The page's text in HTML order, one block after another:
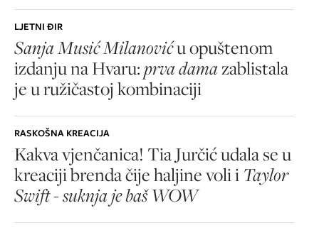
LJETNI ĐIR
Sanja Musić Milanoviću opuštenom
izdanju na Hvaru:prva damazablistala
je u ružičastoj kombinaciji
RASKOŠNA KREACIJA
Kakva vjenčanica! Tia Jurčić udala se u
kreaciji brenda čije haljine voli i Taylor
Swift - suknja je baš WOW